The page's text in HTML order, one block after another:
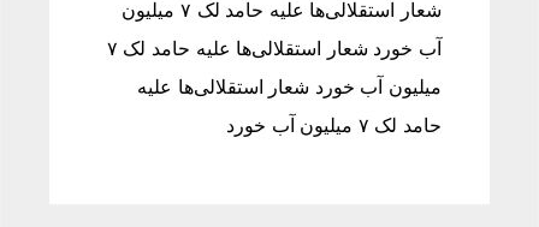
شعار استقلالی‌ها علیه حامد لک ۷ میلیون
آب خورد شعار استقلالی‌ها علیه حامد لک ۷
میلیون آب خورد شعار استقلالی‌ها علیه
حامد لک ۷ میلیون آب خورد